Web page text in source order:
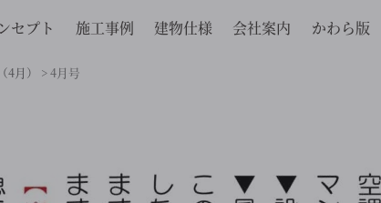
セプト 施工事例 建物仕様 会社案内 かわら版
月） >4月号